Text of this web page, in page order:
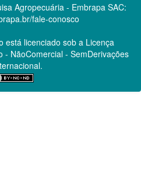
Agropecuária - Embrapa SAC:
fale-conosco
está licenciado sob a Licença
- NãoComercial - SemDerivações